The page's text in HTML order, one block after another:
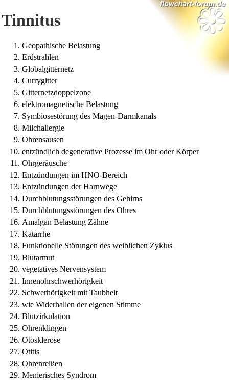
Tinnitus
Geopathische Belastung
Erdstrahlen
Globalgitternetz
Currygitter
Gitternetzdoppelzone
elektromagnetische Belastung
Symbiosestörung des Magen-Darmkanals
Milchallergie
Ohrensausen
entzündlich degenerative Prozesse im Ohr oder Körper
Ohrgeräusche
Entzündungen im HNO-Bereich
Entzündungen der Harnwege
Durchblutungsstörungen des Gehirns
Durchblutungsstörungen des Ohres
Amalgan Belastung Zähne
Katarrhe
Funktionelle Störungen des weiblichen Zyklus
Blutarmut
vegetatives Nervensystem
Innenohrschwerhörigkeit
Schwerhörigkeit mit Taubheit
wie Widerhallen der eigenen Stimme
Blutzirkulation
Ohrenklingen
Otosklerose
Otitis
Ohrenreißen
Menierisches Syndrom